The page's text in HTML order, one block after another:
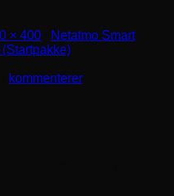
× 400
Netatmo Smart
kommenterer.